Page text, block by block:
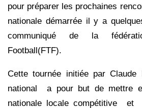
pour préparer les prochaines
nationale démarrée il y a
communiqué de la
Football(FTF).
Cette tournée initiée par Claude
national a pour but de mettre
nationale locale compétitive et